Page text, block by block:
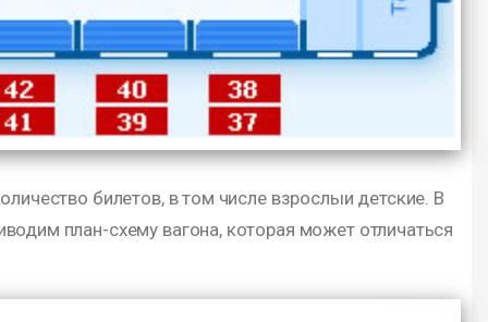
билетов, в том числе взрослыи детские. В
план-схему вагона, которая может отличаться